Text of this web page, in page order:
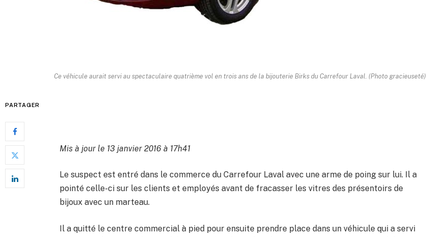
Ce véhicule aurait servi au spectaculaire quatrième vol en trois ans de la bijouterie Birks du Carrefour Laval. (Photo gracieuseté)
PARTAGER
Mis à jour le 13 janvier 2016 à 17h41
Le suspect est entré dans le commerce du Carrefour Laval avec une arme de poing sur lui. Il a
pointé celle-ci sur les clients et employés avant de fracasser les vitres des présentoirs de
bijoux avec un marteau.
Il a quitté le centre commercial à pied pour ensuite prendre place dans un véhicule qui a servi